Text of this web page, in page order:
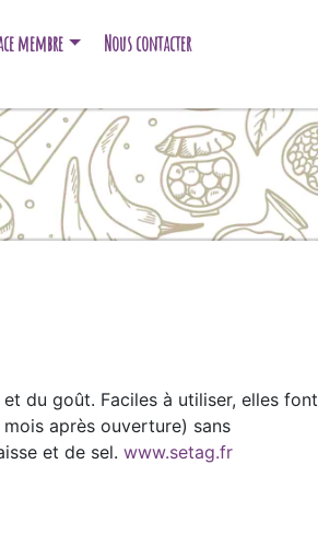
membre Nous contacter
du goût. Faciles à utiliser, elles font
après ouverture) sans
et de sel. www.setag.fr